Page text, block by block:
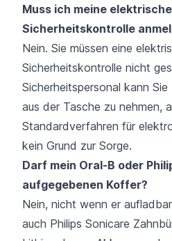
Muss ich meine
Sicherheitskontrolle
Nein. Sie müssen eine
Sicherheitskontrolle nicht
Sicherheitspersonal kann
aus der Tasche zu nehmen,
Standardverfahren für
kein Grund zur Sorge.
Darf mein Oral-B oder
aufgegebenen Koffer?
Nein, nicht wenn er
auch Philips Sonicare